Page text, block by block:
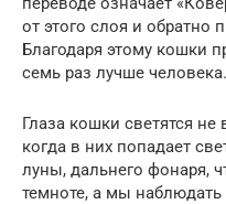
от этого слоя и обратно
Благодаря этому кошки
семь раз лучше человека.
Глаза кошки светятся
когда в них попадает
луны, дальнего фонаря,
темноте, а мы